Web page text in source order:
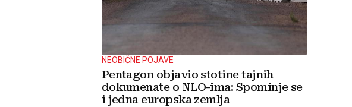
NEOBIČNE POJAVE
Pentagon objavio stotine tajnih
dokumenate o NLO-ima: Spominje se
i jedna europska zemlja